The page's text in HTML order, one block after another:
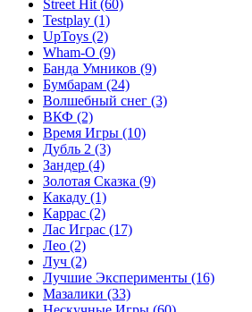
Street Hit (60)
Testplay (1)
UpToys (2)
Wham-O (9)
Банда Умников (9)
Бумбарам (24)
Волшебный снег (3)
ВКФ (2)
Время Игры (10)
Дубль 2 (3)
Зандер (4)
Золотая Сказка (9)
Какаду (1)
Каррас (2)
Лас Играс (17)
Лео (2)
Луч (2)
Лучшие Эксперименты (16)
Мазалики (33)